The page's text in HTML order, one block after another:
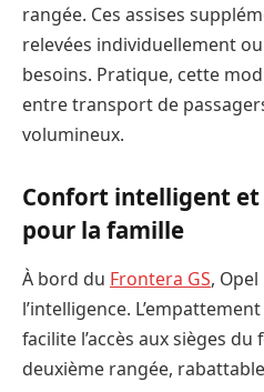
rangée. Ces assises
relevées individuellement
besoins. Pratique, cette
entre transport de
volumineux.
Confort intelligent et
pour la famille
À bord du Frontera GS,
l’intelligence.
facilite l’accès aux sièges du
deuxième rangée,